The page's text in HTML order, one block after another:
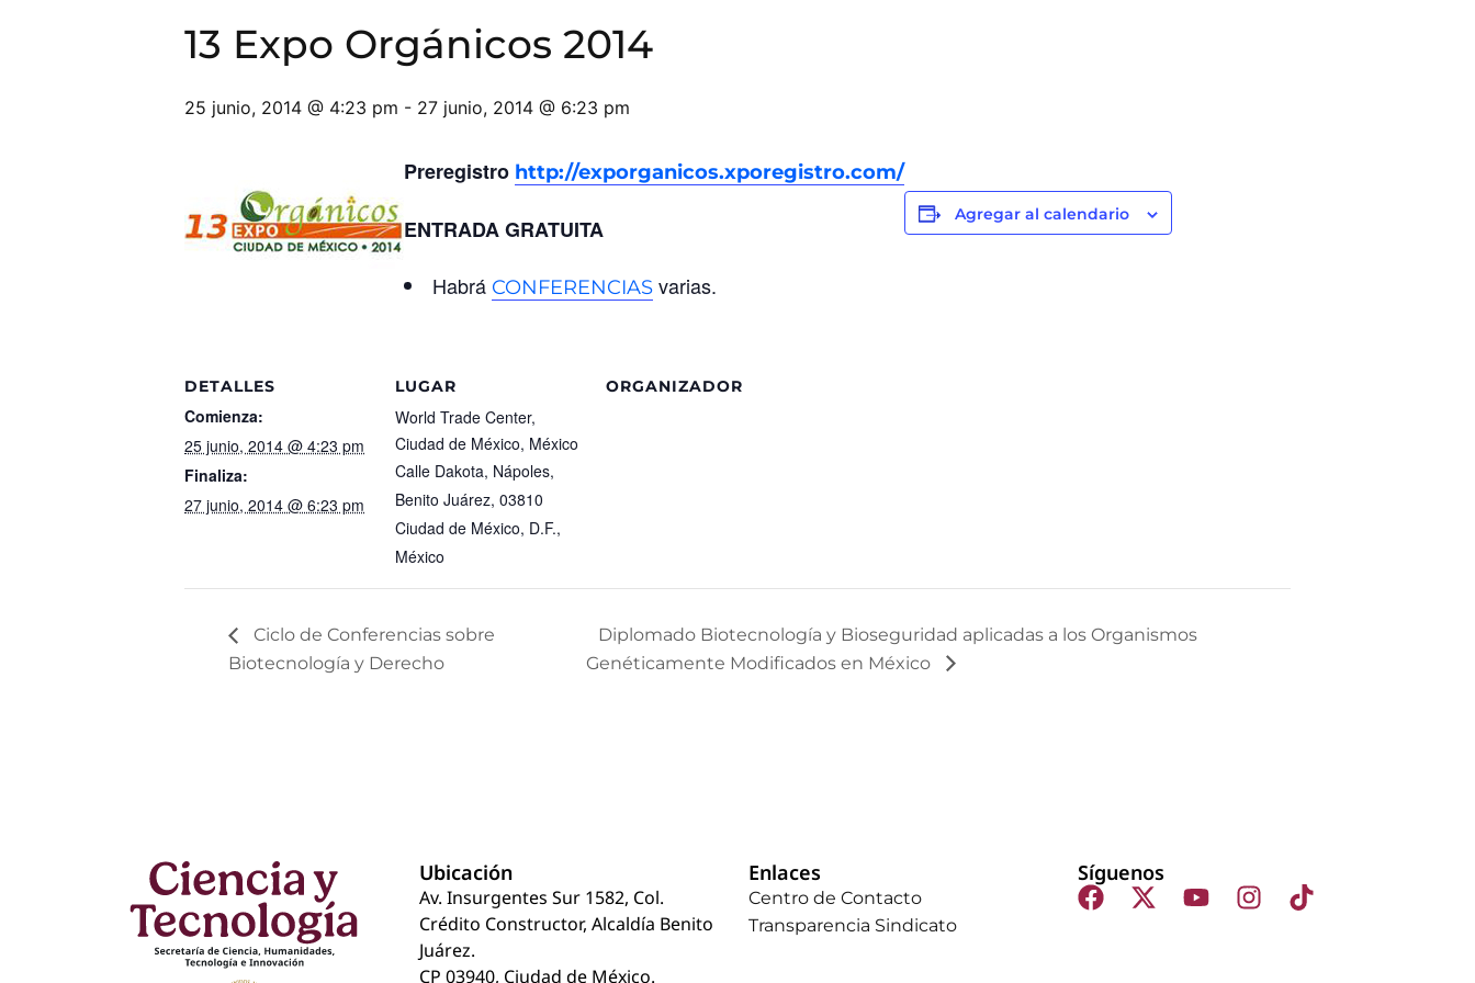
13 Expo Orgánicos 2014
25 junio, 2014 @ 4:23 pm - 27 junio, 2014 @ 6:23 pm
Preregistro http://exporganicos.xporegistro.com/
ENTRADA GRATUITA
Habrá CONFERENCIAS varias.
Agregar al calendario
DETALLES
Comienza:
25 junio, 2014 @ 4:23 pm
Finaliza:
27 junio, 2014 @ 6:23 pm
LUGAR
World Trade Center,
Ciudad de México, México
Calle Dakota, Nápoles,
Benito Juárez, 03810
Ciudad de México, D.F.,
México
ORGANIZADOR
Ciclo de Conferencias sobre
Biotecnología y Derecho
Diplomado Biotecnología y Bioseguridad aplicadas a los Organismos
Genéticamente Modificados en México
Ubicación
Av. Insurgentes Sur 1582, Col.
Crédito Constructor, Alcaldía Benito
Juárez.
CP 03940, Ciudad de México.
Enlaces
Centro de Contacto
Transparencia Sindicato
Síguenos